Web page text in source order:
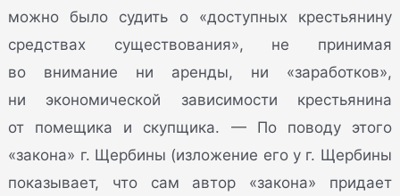
можно было судить о «доступных крестьянину
средствах существования», не принимая
во внимание ни аренды, ни «заработков»,
ни экономической зависимости крестьянина
от помещика и скупщика. — По поводу этого
«закона» г. Щербины (изложение его у г. Щербины
показывает, что сам автор «закона» придает